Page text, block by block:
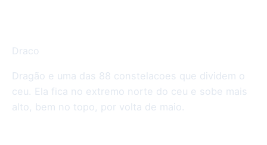
Draco
Dragão e uma das 88 constelacoes que dividem o
ceu. Ela fica no extremo norte do ceu e sobe mais
alto, bem no topo, por volta de maio.